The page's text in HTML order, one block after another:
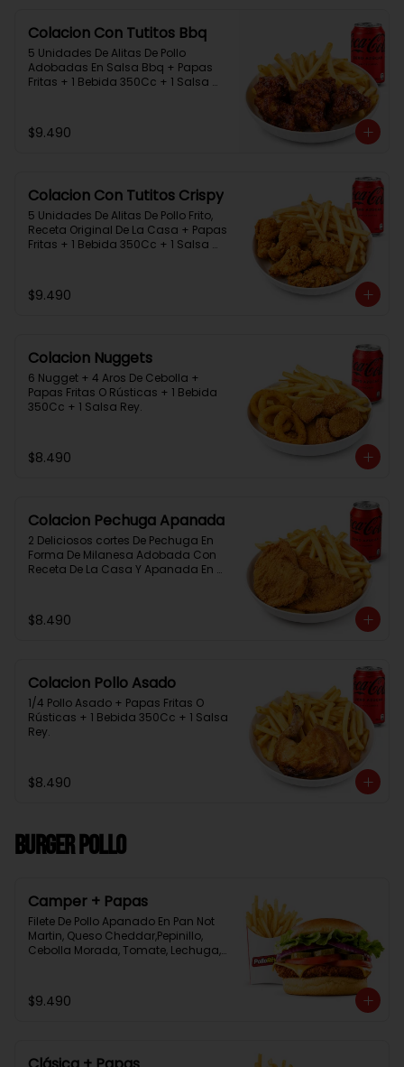
Colacion Con Tutitos Bbq
5 Unidades De Alitas De Pollo
Adobadas En Salsa Bbq + Papas
Fritas + 1 Bebida 350Cc + 1 Salsa
$9.490
Colacion Con Tutitos Crispy
5 Unidades De Alitas De Pollo Frito,
Receta Original De La Casa + Papas
Fritas + 1 Bebida 350Cc + 1 Salsa
$9.490
Colacion Nuggets
6 Nugget + 4 Aros De Cebolla +
Papas Fritas O Rústicas + 1 Bebida
350Cc + 1 Salsa Rey.
$8.490
Colacion Pechuga Apanada
2 Deliciosos cortes De Pechuga En
Forma De Milanesa Adobada Con
Receta De La Casa Y Apanada En
$8.490
Colacion Pollo Asado
1/4 Pollo Asado + Papas Fritas O
Rústicas + 1 Bebida 350Cc + 1 Salsa
Rey.
$8.490
Burger Pollo
Camper + Papas
Filete De Pollo Apanado En Pan Not
Martin, Queso Cheddar,Pepinillo,
Cebolla Morada, Tomate, Lechuga,
$9.490